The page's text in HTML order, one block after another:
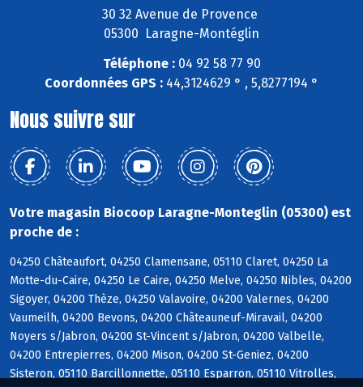
30 32 Avenue de Provence
05300 Laragne-Montéglin
Téléphone :04 92 58 77 90
Coordonnées GPS : 44,3124629 ° , 5,8277194 °
Nous suivre sur
Votre magasin Biocoop Laragne-Monteglin (05300) est
proche de :
04250 Châteaufort, 04250 Clamensane, 05110 Claret, 04250 La
Motte-du-Caire, 04250 Le Caire, 04250 Melve, 04250 Nibles, 04200
Sigoyer, 04200 Thèze, 04250 Valavoire, 04200 Valernes, 04200
Vaumeilh, 04200 Bevons, 04200 Châteauneuf-Miravail, 04200
Noyers s/Jabron, 04200 St-Vincent s/Jabron, 04200 Valbelle,
04200 Entrepierres, 04200 Mison, 04200 St-Geniez, 04200
Sisteron, 05110 Barcillonnette, 05110 Esparron, 05110 Vitrolles,